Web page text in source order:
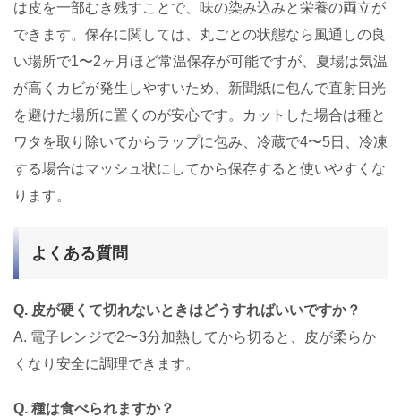
は皮を一部むき残すことで、味の染み込みと栄養の両立が
できます。保存に関しては、丸ごとの状態なら風通しの良
い場所で1〜2ヶ月ほど常温保存が可能ですが、夏場は気温
が高くカビが発生しやすいため、新聞紙に包んで直射日光
を避けた場所に置くのが安心です。カットした場合は種と
ワタを取り除いてからラップに包み、冷蔵で4〜5日、冷凍
する場合はマッシュ状にしてから保存すると使いやすくな
ります。
よくある質問
Q. 皮が硬くて切れないときはどうすればいいですか？
A. 電子レンジで2〜3分加熱してから切ると、皮が柔らか
くなり安全に調理できます。
Q. 種は食べられますか？